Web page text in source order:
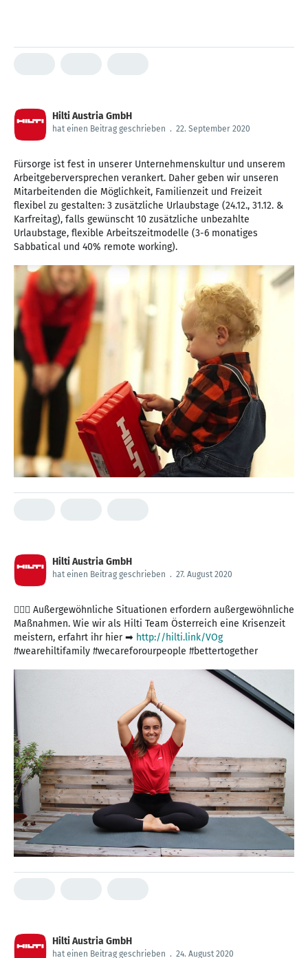
Hilti Austria GmbH
hat einen Beitrag geschrieben . 22. September 2020
Fürsorge ist fest in unserer Unternehmenskultur und unserem
Arbeitgeberversprechen verankert. Daher geben wir unseren
Mitarbeitenden die Möglichkeit, Familienzeit und Freizeit
flexibel zu gestalten: 3 zusätzliche Urlaubstage (24.12., 31.12. &
Karfreitag), falls gewünscht 10 zusätzliche unbezahlte
Urlaubstage, flexible Arbeitszeitmodelle (3-6 monatiges
Sabbatical und 40% remote working).
Hilti Austria GmbH
hat einen Beitrag geschrieben . 27. August 2020
🧘🏽‍♀️ Außergewöhnliche Situationen erfordern außergewöhnliche
Maßnahmen. Wie wir als Hilti Team Österreich eine Krisenzeit
meistern, erfahrt ihr hier ➡ http://hilti.link/VOg
#wearehiltifamily #wecareforourpeople #bettertogether
Hilti Austria GmbH
hat einen Beitrag geschrieben . 24. August 2020